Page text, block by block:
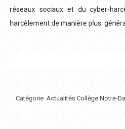
réseaux sociaux et du cyber-
harcèlement de manière plus
Catégorie Actualités Collège Notre-